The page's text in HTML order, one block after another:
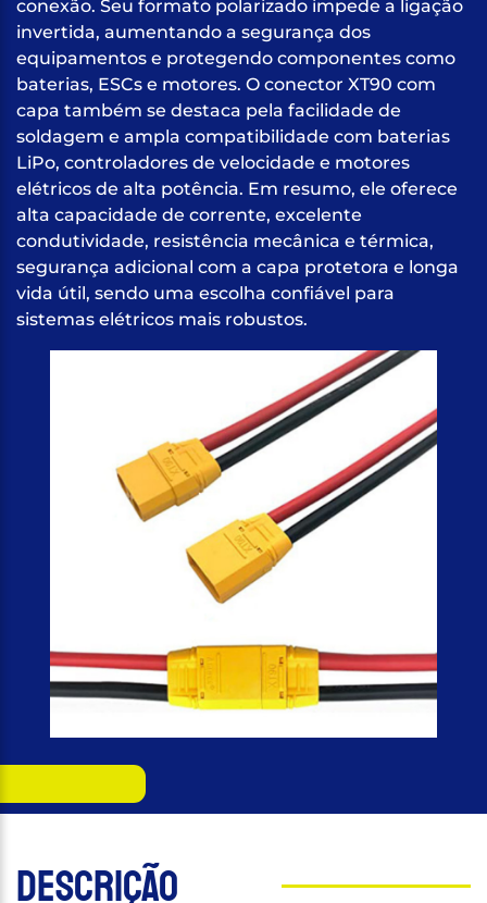
conexão. Seu formato polarizado impede a ligação
invertida, aumentando a segurança dos
equipamentos e protegendo componentes como
baterias, ESCs e motores. O conector XT90 com
capa também se destaca pela facilidade de
soldagem e ampla compatibilidade com baterias
LiPo, controladores de velocidade e motores
elétricos de alta potência. Em resumo, ele oferece
alta capacidade de corrente, excelente
condutividade, resistência mecânica e térmica,
segurança adicional com a capa protetora e longa
vida útil, sendo uma escolha confiável para
sistemas elétricos mais robustos.
Descrição